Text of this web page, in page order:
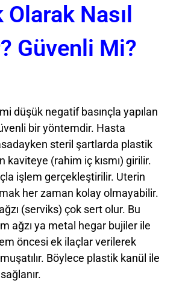
Nasıl
Güvenli Mi?
düşük negatif basınçla yapılan
bir yöntemdir. Hasta
steril şartlarda plastik
kaviteye (rahim iç kısmı) girilir.
işlem gerçekleştirilir. Uterin
her zaman kolay olmayabilir.
(serviks) çok sert olur. Bu
ağzı ya metal hegar bujiler ile
öncesi ek ilaçlar verilerek
Böylece plastik kanül ile